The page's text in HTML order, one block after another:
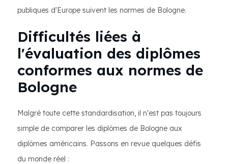
publiques d'Europe suivent les normes de Bologne.
Difficultés liées à
l'évaluation des diplômes
conformes aux normes de
Bologne
Malgré toute cette standardisation, il n'est pas toujours
simple de comparer les diplômes de Bologne aux
diplômes américains. Passons en revue quelques défis
du monde réel :